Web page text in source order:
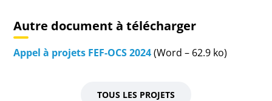
Autre document à télécharger
Appel à projets FEF-OCS 2024(Word – 62.9 ko)
TOUS LES PROJETS